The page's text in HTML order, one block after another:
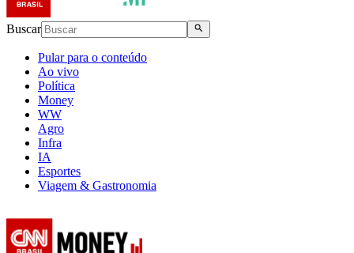
Buscar
Pular para o conteúdo
Ao vivo
Política
Money
WW
Agro
Infra
IA
Esportes
Viagem & Gastronomia